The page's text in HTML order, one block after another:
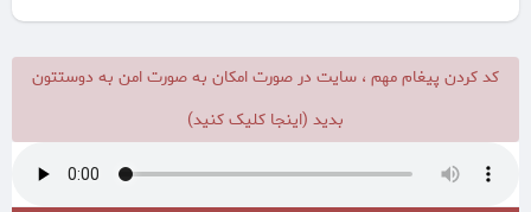
کد کردن پیغام مهم ، سایت در صورت امکان به صورت امن به دوستتون
بدید (اینجا کلیک کنید)